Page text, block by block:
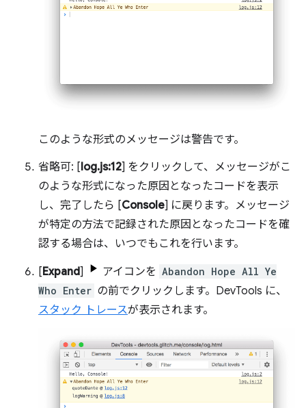
このような形式のメッセージは警告です。
省略可: [log.js:12] をクリックして、メッセージがこ
のような形式になった原因となったコードを表示
し、完了したら [Console] に戻ります。メッセージ
が特定の方法で記録された原因となったコードを確
認する場合は、いつでもこれを行います。
[Expand] アイコンを Abandon Hope All Ye
Who Enter の前でクリックします。DevTools に、
スタック トレースが表示されます。